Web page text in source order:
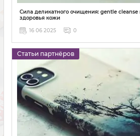
Сила деликатного очищения: gentle cleanse
здоровья кожи
16 06 2025
0
Статьи партнёров